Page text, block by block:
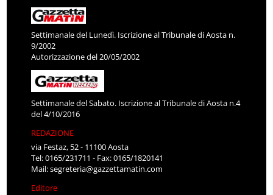
Settimanale del Lunedì. Iscrizione al Tribunale di Aosta n.
9/2002
Autorizzazione del 20/05/2002
Settimanale del Sabato. Iscrizione al Tribunale di Aosta n.4
del 4/10/2016
REDAZIONE
via Festaz, 52 - 11100 Aosta
Tel: 0165/231711 - Fax: 0165/1820141
Mail:segreteria@gazzettamatin.com
Editore